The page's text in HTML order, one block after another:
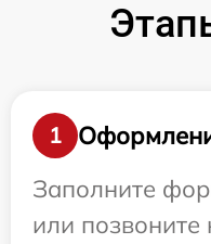
1
Заполните
или